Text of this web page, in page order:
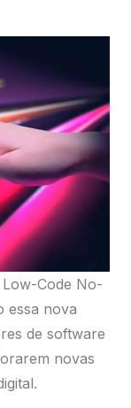
Code No-
essa nova
de software
novas